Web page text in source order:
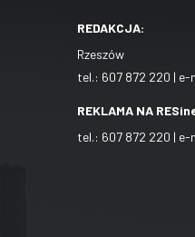
REDAKCJA:
Rzeszów
tel.: 607 872 220 | e-
REKLAMA NA
tel.: 607 872 220 | e-